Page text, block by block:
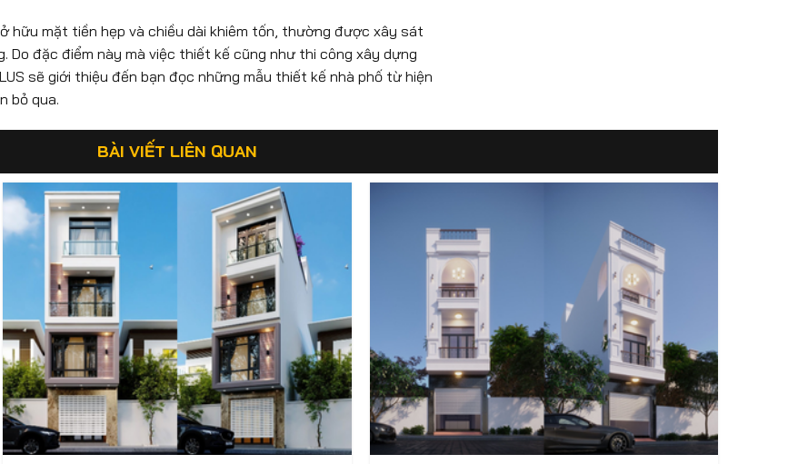
hữu mặt tiền hẹp và chiều dài khiêm tốn, thường được xây sát
Do đặc điểm này mà việc thiết kế cũng như thi công xây dựng
sẽ giới thiệu đến bạn đọc những mẫu thiết kế nhà phố từ hiện
bỏ qua.
BÀI VIẾT LIÊN QUAN